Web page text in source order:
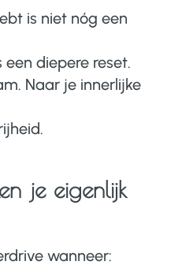
is niet nóg een
diepere reset.
Naar je innerlijke
je eigenlijk
wanneer: